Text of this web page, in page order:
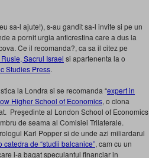
sa-l ajute!), s-au gandit sa-l invite si pe un
a pornit urgia anticrestina care a dus la
Ce il recomanda?, ca sa il citez pe
Sacrul Israel si apartenenta la o
Studies Press.
la Londra si se recomanda “expert in
Higher School of Economics, o clona
Preşedinte al London School of Economics
de seama al Comisiei Trilaterale.
Karl Popper si de unde azi miliardarul
catedra de “studii balcanice”, cam cu un
i-a bagat speculantul financiar in